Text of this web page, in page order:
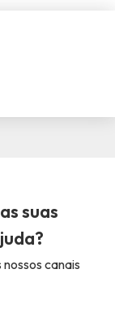
suas
canais